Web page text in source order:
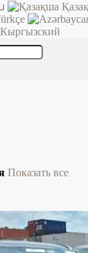
Кыргызский
Показать все